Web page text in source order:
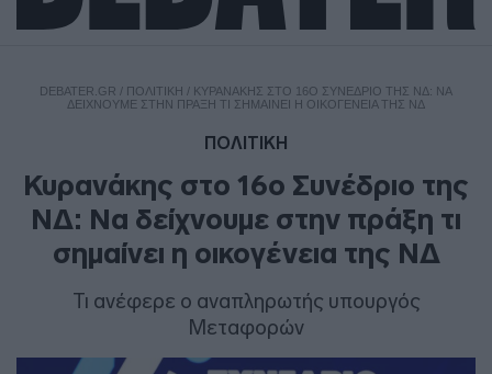
DEBATER.GR / ΠΟΛΙΤΙΚΗ / ΚΥΡΑΝΆΚΗΣ ΣΤΟ 16Ο ΣΥΝΈΔΡΙΟ ΤΗΣ ΝΔ: ΝΑ
ΔΕΊΧΝΟΥΜΕ ΣΤΗΝ ΠΡΆΞΗ ΤΙ ΣΗΜΑΊΝΕΙ Η ΟΙΚΟΓΈΝΕΙΑ ΤΗΣ ΝΔ
ΠΟΛΙΤΙΚΗ
Κυρανάκης στο 16ο Συνέδριο της
ΝΔ: Να δείχνουμε στην πράξη τι
σημαίνει η οικογένεια της ΝΔ
Τι ανέφερε ο αναπληρωτής υπουργός
Μεταφορών